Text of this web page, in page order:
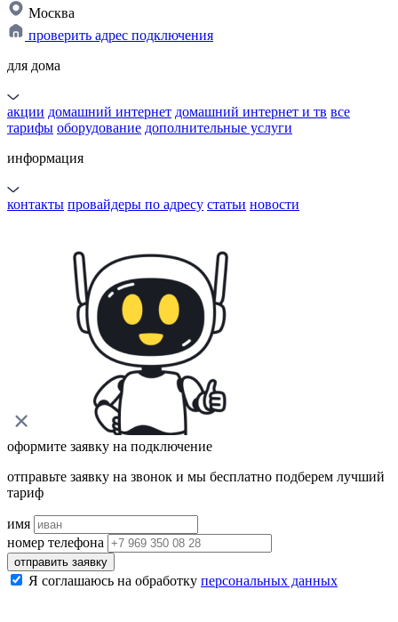
Москва
проверить адрес подключения
для дома
акции домашний интернет домашний интернет и тв все
тарифы оборудование дополнительные услуги
информация
контакты провайдеры по адресу статьи новости
оформите заявку на подключение
отправьте заявку на звонок и мы бесплатно подберем лучший
тариф
имя
номер телефона
отправить заявку
Я соглашаюсь на обработку персональных данных